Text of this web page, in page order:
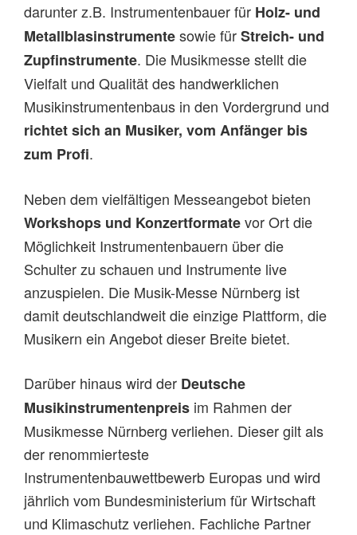
darunter z.B. Instrumentenbauer für Holz- und
Metallblasinstrumentesowie fürStreich- und
Zupfinstrumente. Die Musikmesse stellt die
Vielfalt und Qualität des handwerklichen
Musikinstrumentenbaus in den Vordergrund und
richtet sich an Musiker, vom Anfänger bis
zum Profi.
Neben dem vielfältigen Messeangebot bieten
Workshops und Konzertformatevor Ort die
Möglichkeit Instrumentenbauern über die
Schulter zu schauen und Instrumente live
anzuspielen. Die Musik-Messe Nürnberg ist
damit deutschlandweit die einzige Plattform, die
Musikern ein Angebot dieser Breite bietet.
Darüber hinaus wird der Deutsche
Musikinstrumentenpreis im Rahmen der
Musikmesse Nürnberg verliehen. Dieser gilt als
der renommierteste
Instrumentenbauwettbewerb Europas und wird
jährlich vom Bundesministerium für Wirtschaft
und Klimaschutz verliehen. Fachliche Partner